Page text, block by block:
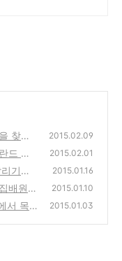
찾아
2015.02.09
드 남
손미
2015.02.01
기의
2015.01.16
배원과
(0)
2015.01.10
서 목
2015.01.03